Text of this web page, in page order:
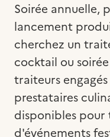
Soirée annuelle,
lancement
cherchez un
cocktail ou
traiteurs
prestataires
disponibles pour
d'événements